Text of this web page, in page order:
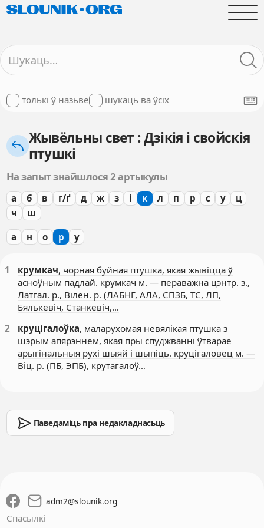
толькі ў назьве шукаць ва ўсіх
Жывёльны свет : Дзікія і свойскія
птушкі
На запыт знайшлося 2 артыкулы
а б в г/ґ д ж з і к л п р с у
ц
ч
ш
а н о р у
1 крумкач, чорная буйная птушка, якая жывіцца ў
асноўным падлай. крумкач м. — пераважна цэнтр. з.,
Латгал. р., Вілен. р. (ЛАБНГ, АЛА, СПЗБ, ТС, ЛП,
Бялькевіч, Станкевіч,…
2
круцігалоўка, маларухомая невялікая птушка з
шэрым апярэннем, якая пры спуджванні ўтварае
арыгінальныя рухі шыяй і шыпіць. круцігаловец м. —
Віц. р. (ПБ, ЭПБ), крутагалоў…
Паведаміць пра недакладнасьць
adm2@slounik.org
Спасылкі